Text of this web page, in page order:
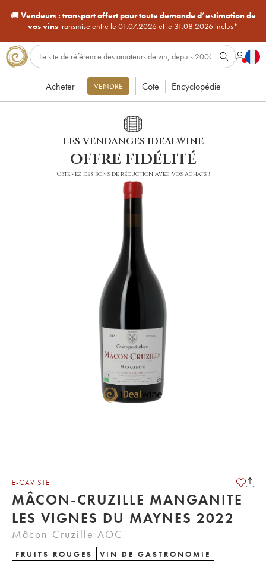
🚚Vendeurs : transport offert pour toute demande d’estimation de
vos vinstransmise entre le 01.07.2026 et le 31.08.2026 inclus*
Acheter VENDRE Cote Encyclopédie
LES VENDANGES IDEALWINE
offre fidélité
Obtenez des bons de réduction avec vos achats !
E-CAVISTE
MÂCON-CRUZILLE MANGANITE
LES VIGNES DU MAYNES 2022
Mâcon-Cruzille AOC
FRUITS ROUGES VIN DE GASTRONOMIE